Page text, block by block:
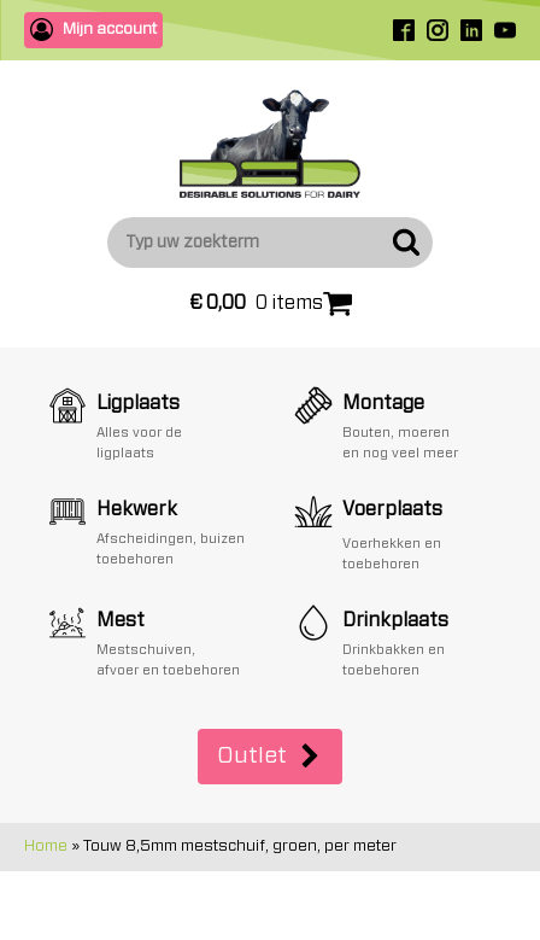
Mijn account
€0,00 0 items
Ligplaats
Alles voor de
ligplaats
Montage
Bouten, moeren
en nog veel meer
Hekwerk
Afscheidingen, buizen
toebehoren
Voerplaats
Voerhekken en
toebehoren
Mest
Mestschuiven,
afvoer en toebehoren
Drinkplaats
Drinkbakken en
toebehoren
Outlet
Home » Touw 8,5mm mestschuif, groen, per meter